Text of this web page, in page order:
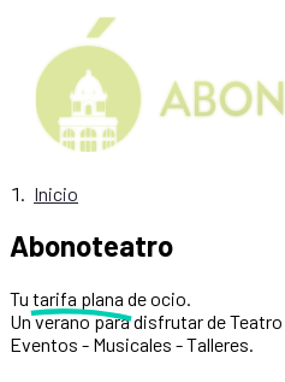
Inicio
Abonoteatro
Tu tarifa plana de ocio.
Un verano para disfrutar de
Eventos - Musicales - Talleres.